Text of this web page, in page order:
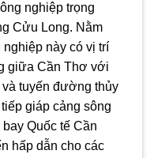
nghiệp trọng
Cửu Long. Nằm
này có vị trí
giữa Cần Thơ với
tuyến đường thủy
giáp cảng sông
Quốc tế Cần
hấp dẫn cho các